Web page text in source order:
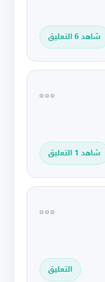
شاهد 6 التعليق
شاهد 1 التعليق
التعليق